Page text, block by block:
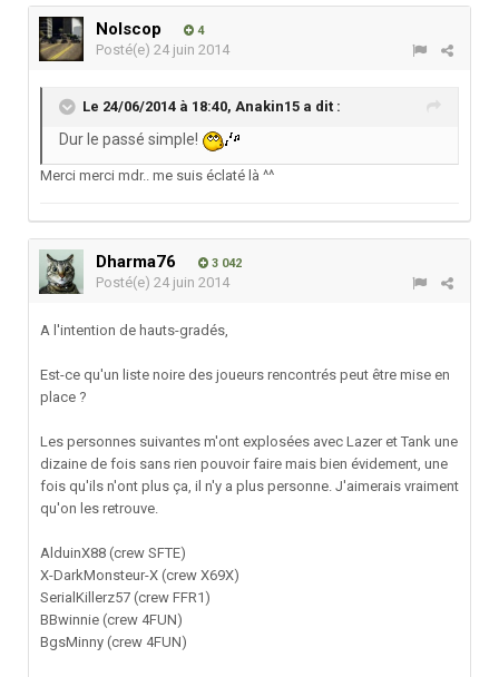
Nolscop 4
Posté(e) 24 juin 2014
Le 24/06/2014 à 18:40, Anakin15 a dit :
Dur le passé simple!
Merci merci mdr.. me suis éclaté là ^^
Dharma76 3 042
Posté(e) 24 juin 2014
A l'intention de hauts-gradés,
Est-ce qu'un liste noire des joueurs rencontrés peut être mise en
place ?
Les personnes suivantes m'ont explosées avec Lazer et Tank une
dizaine de fois sans rien pouvoir faire mais bien évidement, une
fois qu'ils n'ont plus ça, il n'y a plus personne. J'aimerais vraiment
qu'on les retrouve.
AlduinX88 (crew SFTE)
X-DarkMonsteur-X (crew X69X)
SerialKillerz57 (crew FFR1)
BBwinnie (crew 4FUN)
BgsMinny (crew 4FUN)